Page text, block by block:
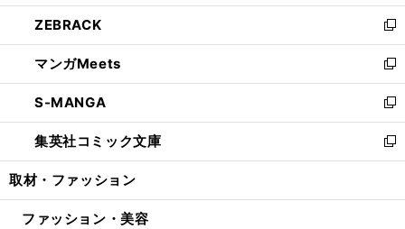
開
く
ウ
で
開
く
ン
ド
ウ
で
開
く
ウ
ィ
ン
ド
ウ
で
開
く
し
い
ウ
ィ
ン
ド
ウ
で
開
ZEBRACK
新
し
い
ウ
ィ
ン
ド
ウ
開
マンガMeets
新
し
い
ウ
ィ
ン
ウ
S-MANGA
新
し
い
ウ
ン
集英社コミック文庫
新
し
ウ
取材・ファッション
ファッション・美容